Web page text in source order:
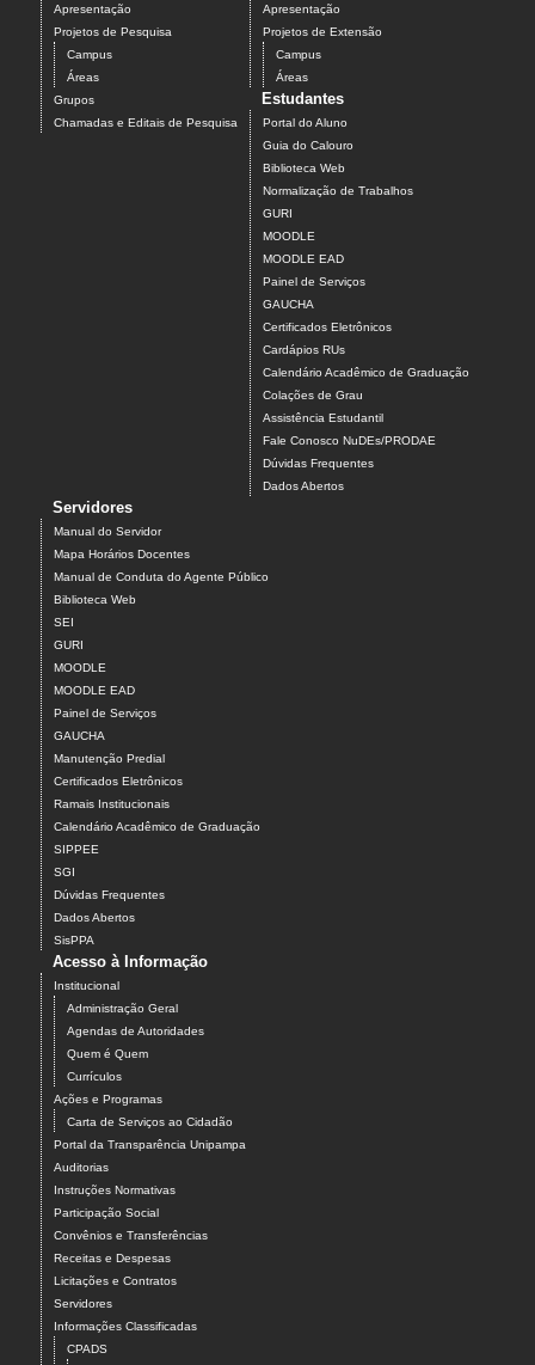
Apresentação
Projetos de Pesquisa
Campus
Áreas
Grupos
Chamadas e Editais de Pesquisa
Apresentação
Projetos de Extensão
Campus
Áreas
Estudantes
Portal do Aluno
Guia do Calouro
Biblioteca Web
Normalização de Trabalhos
GURI
MOODLE
MOODLE EAD
Painel de Serviços
GAUCHA
Certificados Eletrônicos
Cardápios RUs
Calendário Acadêmico de Graduação
Colações de Grau
Assistência Estudantil
Fale Conosco NuDEs/PRODAE
Dúvidas Frequentes
Dados Abertos
Servidores
Manual do Servidor
Mapa Horários Docentes
Manual de Conduta do Agente Público
Biblioteca Web
SEI
GURI
MOODLE
MOODLE EAD
Painel de Serviços
GAUCHA
Manutenção Predial
Certificados Eletrônicos
Ramais Institucionais
Calendário Acadêmico de Graduação
SIPPEE
SGI
Dúvidas Frequentes
Dados Abertos
SisPPA
Acesso à Informação
Institucional
Administração Geral
Agendas de Autoridades
Quem é Quem
Currículos
Ações e Programas
Carta de Serviços ao Cidadão
Portal da Transparência Unipampa
Auditorias
Instruções Normativas
Participação Social
Convênios e Transferências
Receitas e Despesas
Licitações e Contratos
Servidores
Informações Classificadas
CPADS